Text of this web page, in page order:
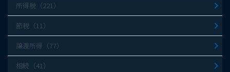
所得税（221）
節税（11）
譲渡所得（77）
相続（41）